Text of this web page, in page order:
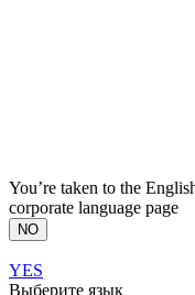
You’re taken to the
corporate language page
NO
YES
Выберите язык